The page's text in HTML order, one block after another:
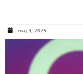
maj 3, 2025